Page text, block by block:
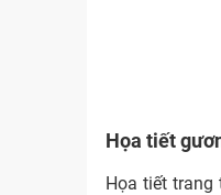
Họa tiết
Họa tiết trang